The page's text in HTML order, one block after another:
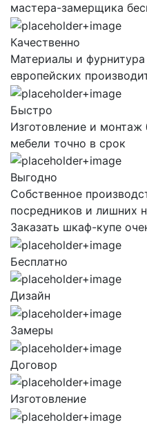
мастера-замерщика
Качественно
Материалы и
европейских
Быстро
Изготовление и
мебели точно в срок
Выгодно
Собственное
посредников и лишних
Заказать шкаф-купе
Бесплатно
Дизайн
Замеры
Договор
Изготовление